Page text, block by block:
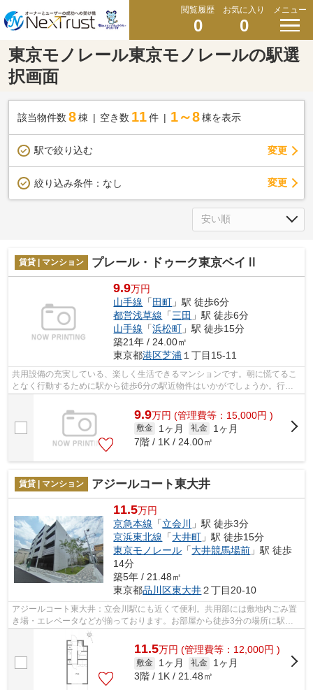
閲覧履歴
0
お気に入り
0
メニュー
東京モノレール東京モノレールの駅選
択画面
該当物件数 8棟 空き数 11 件 1～8 棟を表示
駅で絞り込む 変更
絞り込み条件： なし 変更
賃貸 | マンション プレール・ドゥーク東京ベイⅡ
9.9万円
山手線 「 田町 」駅 徒歩6分
都営浅草線 「三田 」駅 徒歩6分
山手線 「浜松町 」駅 徒歩15分
築21年 / 24.00㎡
東京都港区芝浦 １丁目15-11
共用設備の充実している、楽しく生活できるマンションです。朝に慌てるこ
となく行動するために駅から徒歩6分の駅近物件はいかがでしょうか。行き
9.9万円 (管理費等：15,000円 )
敷金 1ヶ月 礼金
1ヶ月
7階 / 1K / 24.00㎡
賃貸 | マンション アジールコート東大井
11.5万円
京急本線 「立会川
」駅 徒歩3分
京浜東北線 「大井町 」駅 徒歩15分
東京モノレール 「大井競馬場前 」駅 徒歩
14分
築5年 / 21.48㎡
東京都品川区東大井２丁目20-10
アジールコート東大井：立会川駅にも近くて便利。共用部には敷地内ごみ置
き場・エレベータなどが揃っております。お部屋から徒歩3分の場所に駅が
位置するので、毎日の移動時間を削減で...
11.5万円 (管理費等：12,000円 )
敷金 1ヶ月 礼金
1ヶ月
3階 / 1K / 21.48㎡